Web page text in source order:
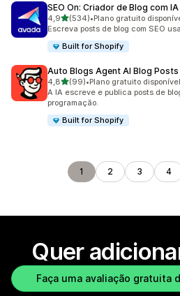
SEO On: Criador de Blog com IA
4,9de 5 estrelas
(534)
534 avaliações ao todo
•Plano gratuito
Escreva posts de blog com SEO
Built for Shopify
Auto Blogs Agent AI Blog Posts
4,8de 5 estrelas
(99)
99 avaliações ao todo
•Plano gratuito disponível
A IA escreve e publica posts de
programação.
Built for Shopify
1 2 3 4
Quer
Faça uma avaliação gratuita